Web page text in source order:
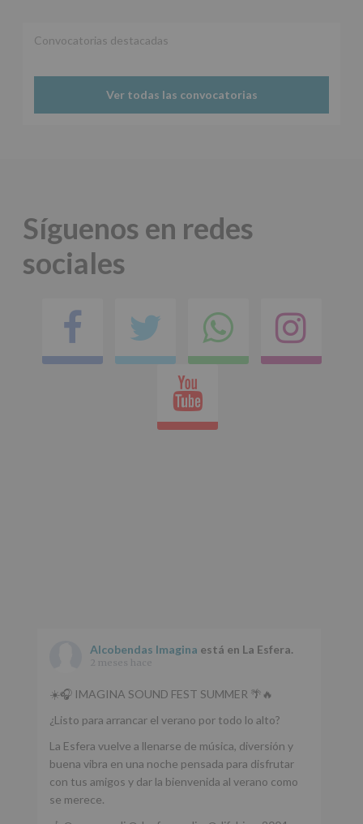
Convocatorias destacadas
Ver todas las convocatorias
Síguenos en redes
sociales
Facebook
Twitter
en
Youtube
Alcobendas Imagina está en La Esfera.
2 meses hace
☀️🎧 IMAGINA SOUND FEST SUMMER 🌴🔥
¿Listo para arrancar el verano por todo lo alto?
La Esfera vuelve a llenarse de música, diversión y
buena vibra en una noche pensada para disfrutar
con tus amigos y dar la bienvenida al verano como
se merece.